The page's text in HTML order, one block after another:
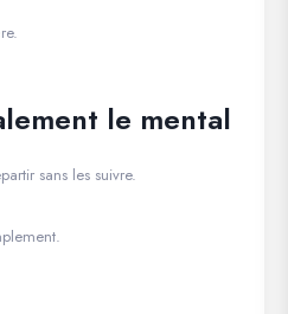
le mental
sans les suivre.